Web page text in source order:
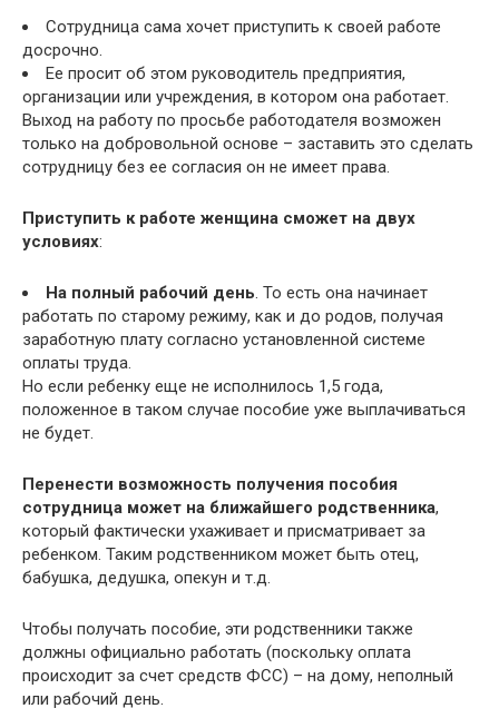
Сотрудница сама хочет приступить к своей работе
досрочно.
Ее просит об этом руководитель предприятия,
организации или учреждения, в котором она работает.
Выход на работу по просьбе работодателя возможен
только на добровольной основе – заставить это сделать
сотрудницу без ее согласия он не имеет права.
Приступить к работе женщина сможет на двух
условиях:
На полный рабочий день. То есть она начинает
работать по старому режиму, как и до родов, получая
заработную плату согласно установленной системе
оплаты труда.
Но если ребенку еще не исполнилось 1,5 года,
положенное в таком случае пособие уже выплачиваться
не будет.
Перенести возможность получения пособия
сотрудница может на ближайшего родственника,
который фактически ухаживает и присматривает за
ребенком. Таким родственником может быть отец,
бабушка, дедушка, опекун и т.д.
Чтобы получать пособие, эти родственники также
должны официально работать (поскольку оплата
происходит за счет средств ФСС) – на дому, неполный
или рабочий день.